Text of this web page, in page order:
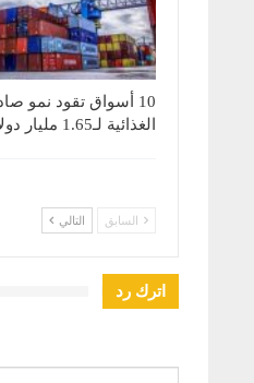
10 أسواق تقود نمو
الغذائية لـ1.65 مليار دولار بـ6 أشهر
السابق التالي
اترك رد